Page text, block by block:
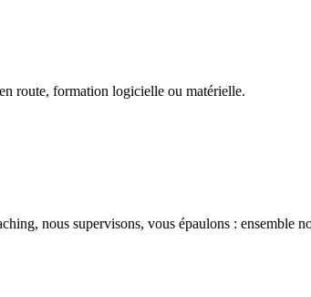
route, formation logicielle ou matérielle.
nous supervisons, vous épaulons : ensemble